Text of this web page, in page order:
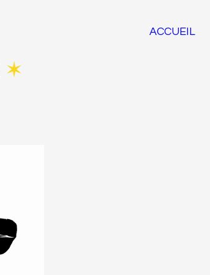
ACCUEIL
✶